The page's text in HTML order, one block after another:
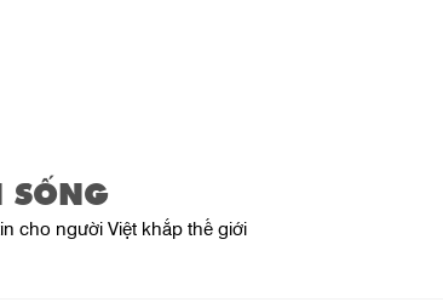
SỐNG
cho người Việt khắp thế giới